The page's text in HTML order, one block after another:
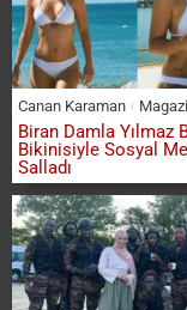
Canan Karaman
Biran Damla Yılmaz
Bikinisiyle Sosyal
Salladı